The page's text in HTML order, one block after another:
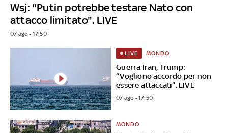
Wsj: "Putin potrebbe testare Nato con
attacco limitato". LIVE
07 ago - 17:50
Guerra Iran, Trump:
“Vogliono accordo per non
essere attaccati”. LIVE
LIVE MONDO
07 ago - 17:50
MONDO